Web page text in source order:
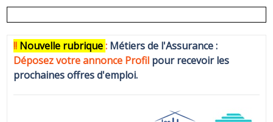
!! Nouvelle rubrique: Métiers de l'Assurance :
Déposez votre annonce Profil pour recevoir les
prochaines offres d'emploi.